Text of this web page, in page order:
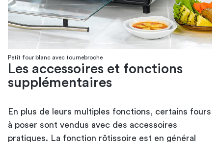
Petit four blanc avec tournebroche
Les accessoires et fonctions
supplémentaires
En plus de leurs multiples fonctions, certains fours
à poser sont vendus avec des accessoires
pratiques. La fonction rôtissoire est en général